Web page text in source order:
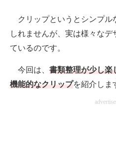
モノづくり技術者専門サイト
エレクトロニクス専門サイト
エネルギーの専門メディア
建設×テクノロジーの最前線
クリップというとシンプル
しれませんが、実は様々な
ているのです。
今回は、 書類整理が少し楽
機能的なクリップを紹介しま